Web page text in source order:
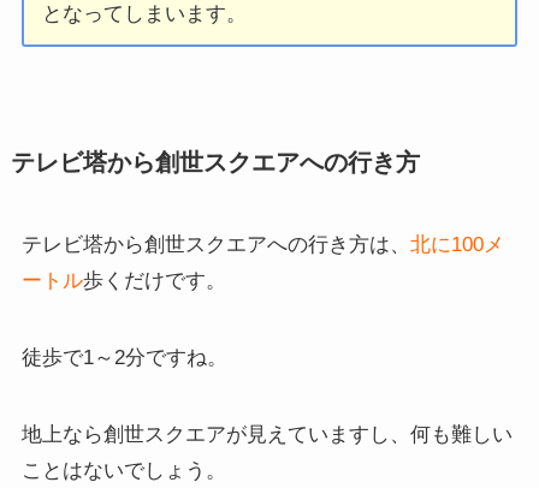
となってしまいます。
テレビ塔から創世スクエアへの行き方
テレビ塔から創世スクエアへの行き方は、 北に100メ
ートル歩くだけです。
徒歩で1～2分ですね。
地上なら創世スクエアが見えていますし、何も難しい
ことはないでしょう。